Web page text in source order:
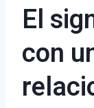
El
con